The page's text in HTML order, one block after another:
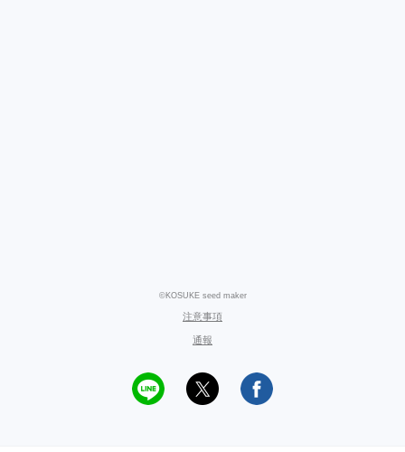
©KOSUKE seed maker
注意事項
通報